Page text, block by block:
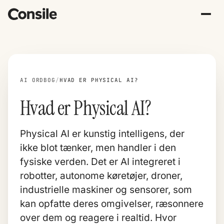
AI ORDBOG / HVAD ER PHYSICAL AI?
Hvad er Physical AI?
Physical AI er kunstig intelligens, der
ikke blot tænker, men handler i den
fysiske verden. Det er AI integreret i
robotter, autonome køretøjer, droner,
industrielle maskiner og sensorer, som
kan opfatte deres omgivelser, ræsonnere
over dem og reagere i realtid. Hvor